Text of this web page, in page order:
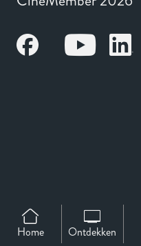
Home Ontdekken